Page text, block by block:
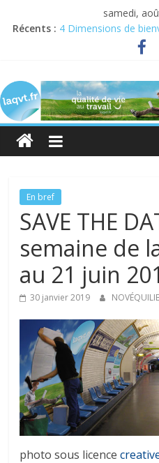
samedi,
Récents : 4 Dimensions de
Semaine pour la
Semaine de la QVT
Bienveillance,
laqvt.fr
La
QVT
pour
pour
tous,
par
par
En bref
SAVE THE
semaine de
au 21 juin
30 janvier 2019
photo sous licence